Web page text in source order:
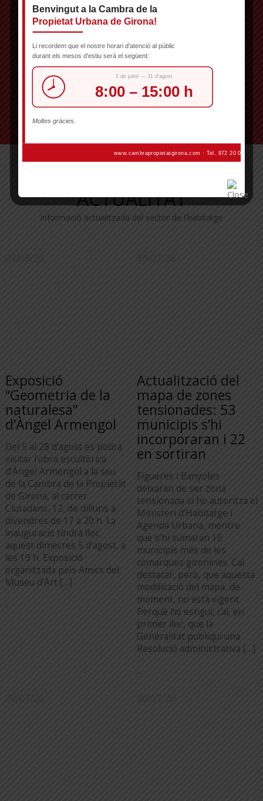
ACTUALITAT
Informació actualitzada del sector de l'habitatge
05/08/26
Exposició
“Geometria de la
naturalesa”
d’Àngel Armengol
Del 5 al 28 d’agost es podrà
visitar l’obra escultòrica
d’Àngel Armengol a la seu
de la Cambra de la Propietat
de Girona, al carrer
Ciutadans, 12, de dilluns a
divendres de 17 a 20 h. La
inauguració tindrà lloc
aquest dimecres 5 d’agost, a
les 19 h. Exposició
organitzada pels Amics del
Museu d’Art […]
...
30/07/26
Actualització del
mapa de zones
tensionades: 53
municipis s’hi
incorporaran i 22
en sortiran
Figueres i Banyoles
deixaran de ser zona
tensionada si ho autoritza el
Ministeri d’Habitatge i
Agenda Urbana, mentre
que s’hi sumaran 16
municipis més de les
comarques gironines. Cal
destacar, però, que aquesta
modificació del mapa, de
moment, no està vigent.
Perquè ho estigui, cal, en
primer lloc, que la
Generalitat publiqui una
Resolució administrativa […]
...
30/07/26 20/07/26